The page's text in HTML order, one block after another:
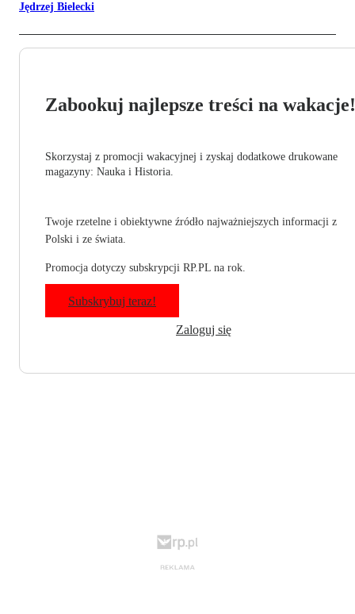
Jędrzej Bielecki
Zabookuj najlepsze treści na wakacje!
Skorzystaj z promocji wakacyjnej i zyskaj dodatkowe drukowane
magazyny: Nauka i Historia.
Twoje rzetelne i obiektywne źródło najważniejszych informacji z
Polski i ze świata.
Promocja dotyczy subskrypcji RP.PL na rok.
Subskrybuj teraz!
Zaloguj się